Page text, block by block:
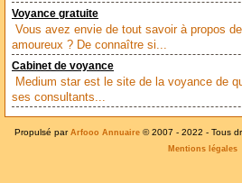
Voyance gratuite
Vous avez envie de tout savoir à propos
amoureux ? De connaître si...
Cabinet de voyance
Medium star est le site de la voyance de
ses consultants...
Propulsé par Arfooo Annuaire © 2007 - 2022 - Tous
Mentions légales